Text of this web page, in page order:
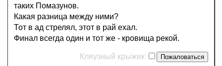
таких Помазунов.
Какая разница между ними?
Тот в ад стрелял, этот в рай ехал.
Финал всегда один и тот же - кровища рекой.
Кляузный крыжик